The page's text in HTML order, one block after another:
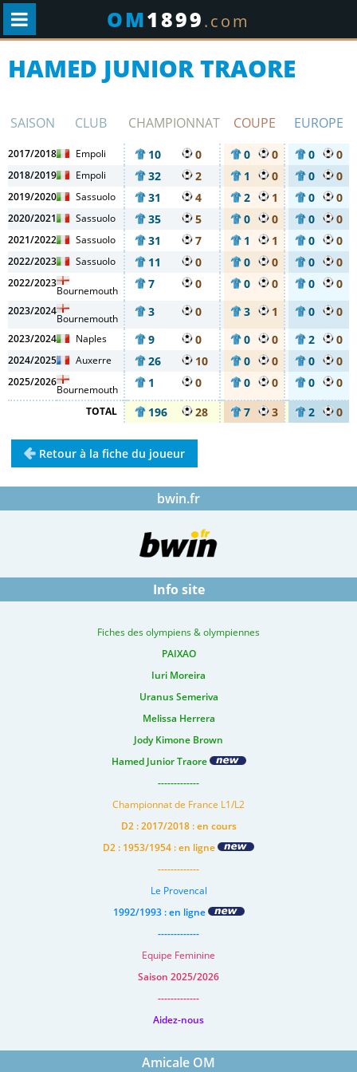
OM1899.com
HAMED JUNIOR TRAORE
SAISON CLUB CHAMPIONNAT COUPE EUROPE
2017/2018 Empoli 10 0 0 0 0 0
2018/2019 Empoli 32 2 1 0 0 0
2019/2020 Sassuolo 31 4 2 1 0 0
2020/2021 Sassuolo 35 5 0 0 0 0
2021/2022 Sassuolo 31 7 1 1 0 0
2022/2023 Sassuolo 11 0 0 0 0 0
2022/2023
Bournemouth 7 0 0 0 0 0
2023/2024
Bournemouth 3 0 3 1 0 0
2023/2024 Naples 9 0 0 0 2 0
2024/2025 Auxerre 26 10 0 0 0 0
2025/2026
Bournemouth 1 0 0 0 0 0
TOTAL 196 28 7 3 2 0
Retour à la fiche du joueur
bwin.fr
Info site
Fiches des olympiens & olympiennes
PAIXAO
Iuri Moreira
Uranus Semeriva
Melissa Herrera
Jody Kimone Brown
Hamed Junior Traore
-------------
Championnat de France L1/L2
D2 : 2017/2018 : en cours
D2 : 1953/1954 : en ligne
-------------
Le Provencal
1992/1993 : en ligne
-------------
Equipe Feminine
Saison 2025/2026
-------------
Aidez-nous
Amicale OM